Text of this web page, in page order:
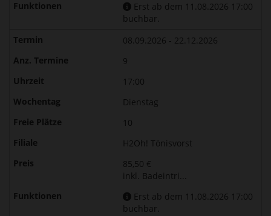
Erst ab dem 11.08.2026 17:00
buchbar.
08.09.2026 - 22.12.2026
9
17:00
Dienstag
10
H2Oh! Tönisvorst
85,50 €
inkl. Badeintri...
Erst ab dem 11.08.2026 17:00
buchbar.